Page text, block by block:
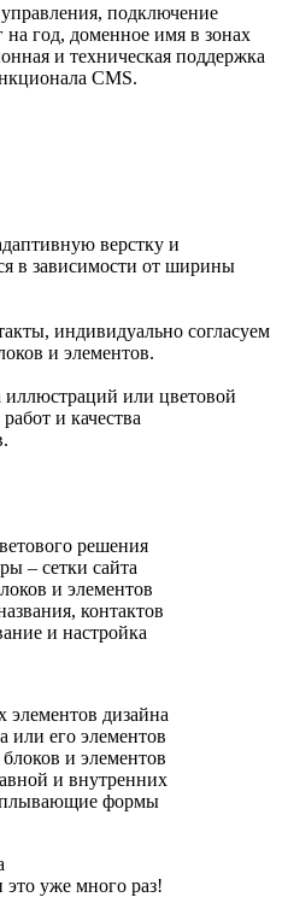
подключение
на год, доменное имя в зонах
и техническая поддержка
CMS.
верстку и
в зависимости от ширины
индивидуально согласуем
и элементов.
иллюстраций или цветовой
и качества
решения
– сетки сайта
и элементов
контактов
и настройка
элементов дизайна
или его элементов
и элементов
и внутренних
формы
уже много раз!